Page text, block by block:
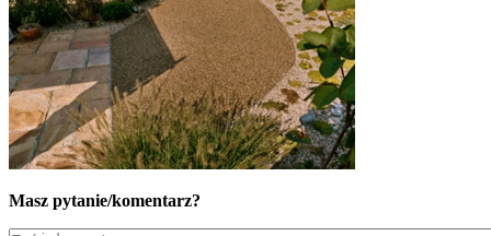
Masz pytanie/komentarz?